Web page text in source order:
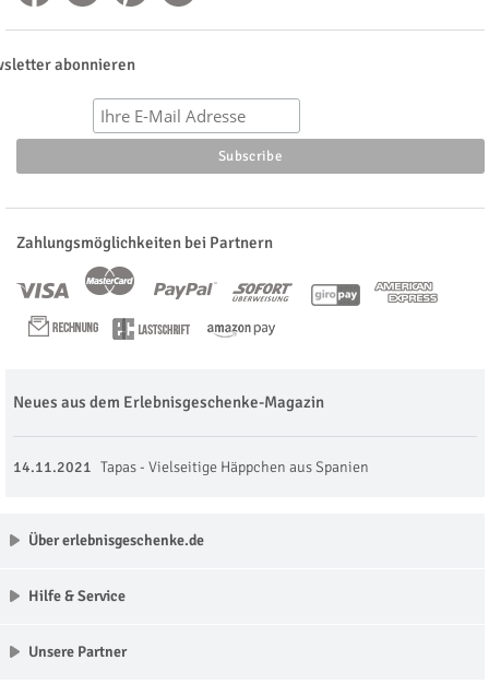
abonnieren
Zahlungsmöglichkeiten bei Partnern
Neues aus dem Erlebnisgeschenke-Magazin
14.11.2021 Tapas - Vielseitige Häppchen aus Spanien
Über erlebnisgeschenke.de
Hilfe & Service
Unsere Partner